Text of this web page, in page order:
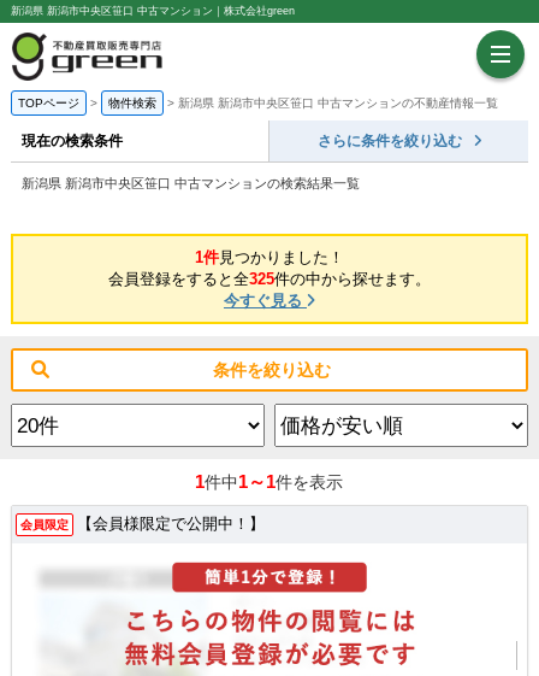
新潟県 新潟市中央区笹口 中古マンション｜株式会社green
TOPページ 物件検索 新潟県 新潟市中央区笹口 中古マンションの不動産情報一覧
現在の検索条件 さらに条件を絞り込む
新潟県 新潟市中央区笹口 中古マンションの検索結果一覧
1件見つかりました！
会員登録をすると全325件の中から探せます。
今すぐ見る
条件を絞り込む
1件中1～1件を表示
会員限定 【会員様限定で公開中！】